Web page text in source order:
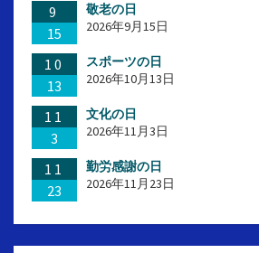
9
15
敬老の日
2026年9月15日
10
13
スポーツの日
2026年10月13日
11
3
文化の日
2026年11月3日
11
23
勤労感謝の日
2026年11月23日